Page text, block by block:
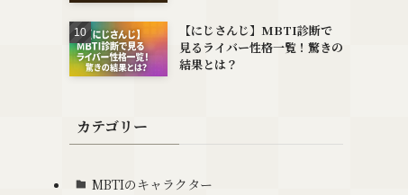
【にじさんじ】MBTI診断で
見るライバー性格一覧！驚きの
結果とは？
カテゴリー
MBTIのキャラクター